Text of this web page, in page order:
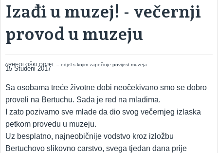
ARHEOLOŠKI ODJEL – odjel s kojim započinje povijest muzeja
Izađi u muzej! - večernji
provod u muzeju
15 Studeni 2017
Sa osobama treće životne dobi neočekivano smo se dobro
proveli na Bertuchu. Sada je red na mladima.
I zato pozivamo sve mlade da dio svog večernjeg izlaska
petkom provedu u muzeju.
Uz besplatno, najneobičnije vodstvo kroz izložbu
Bertuchovo slikovno carstvo, svega tjedan dana prije